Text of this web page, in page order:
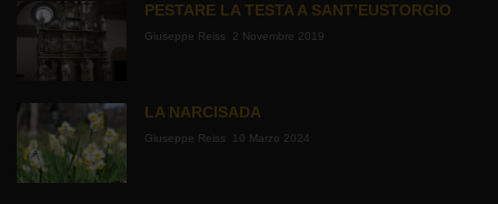
PESTARE LA TESTA A SANT’EUSTORGIO
Giuseppe Reiss 2 Novembre 2019
LA NARCISADA
Giuseppe Reiss 10 Marzo 2024